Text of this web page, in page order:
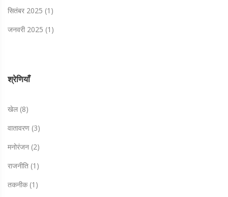
सितंबर 2025 (1)
जनवरी 2025 (1)
श्रेणियाँ
खेल (8)
वातावरण (3)
मनोरंजन (2)
राजनीति (1)
तकनीक (1)